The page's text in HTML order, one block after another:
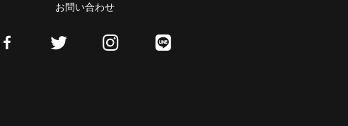
お問い合わせ